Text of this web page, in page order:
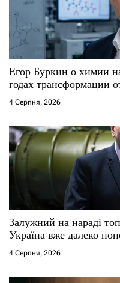
Егор Буркин о химии
годах трансформации
4 Серпня, 2026
Залужний на нараді
Україна вже далеко
4 Серпня, 2026